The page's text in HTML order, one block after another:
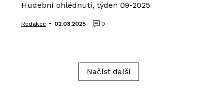
Hudební ohlédnutí, týden 09-2025
Redakce - 02.03.2025 0
Načíst další